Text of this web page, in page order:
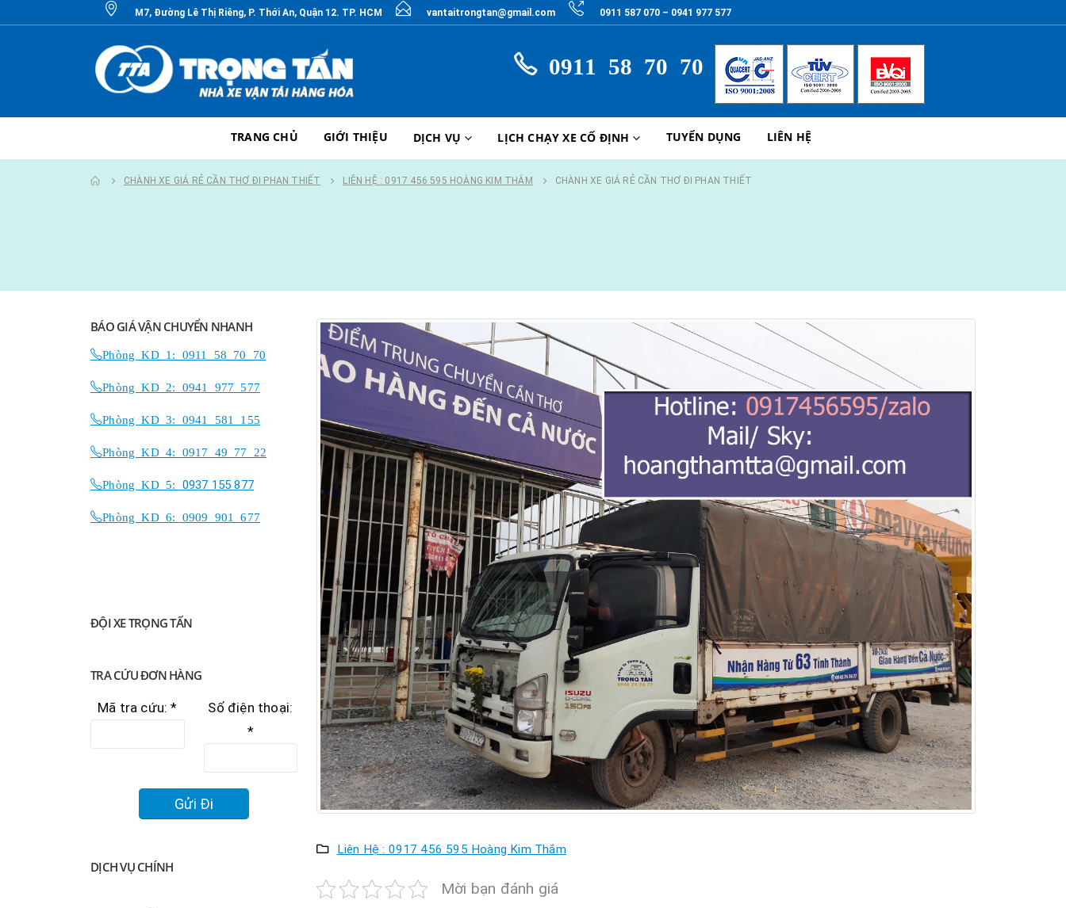
M7, Đường Lê Thị Riêng, P. Thới An, Quận 12. TP. HCM vantaitrongtan@gmail.com 0911 587 070 – 0941 977 577
0911 58 70 70
TRANG CHỦ GIỚI THIỆU DỊCH VỤ LỊCH CHẠY XE CỐ ĐỊNH TUYỂN DỤNG LIÊN HỆ
CHÀNH XE GIÁ RẺ CẦN THƠ ĐI PHAN THIẾT LIÊN HỆ : 0917 456 595 HOÀNG KIM THẮM CHÀNH XE GIÁ RẺ CẦN THƠ ĐI PHAN THIẾT
Liên Hệ : 0917 456 595 Hoàng Kim Thắm
Mời bạn đánh giá
BÁO GIÁ VẬN CHUYỂN NHANH
Phòng KD 1: 0911 58 70 70
Phòng KD 2: 0941 977 577
Phòng KD 3: 0941 581 155
Phòng KD 4: 0917 49 77 22
Phòng KD 5: 0937 155 877
Phòng KD 6: 0909 901 677
ĐỘI XE TRỌNG TẤN
TRA CỨU ĐƠN HÀNG
Mã tra cứu: *
Số điện thoại:
*
DỊCH VỤ CHÍNH